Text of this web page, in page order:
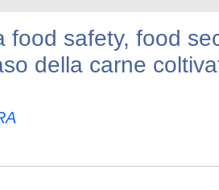
food safety, food
della carne